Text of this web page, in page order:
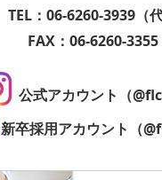
TEL：06-6260-3939（代
FAX：06-6260-3355
公式アカウント（
新卒採用アカウント（